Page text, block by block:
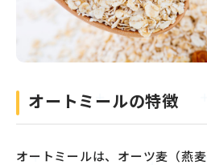
オートミールの特徴
オートミールは、オーツ麦（燕